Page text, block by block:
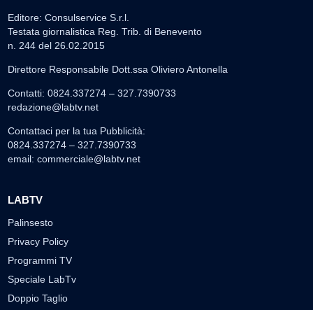
Editore: Consulservice S.r.l.
Testata giornalistica Reg. Trib. di Benevento
n. 244 del 26.02.2015
Direttore Responsabile Dott.ssa Oliviero Antonella
Contatti: 0824.337274 – 327.7390733
redazione@labtv.net
Contattaci per la tua Pubblicità:
0824.337274 – 327.7390733
email: commerciale@labtv.net
LABTV
Palinsesto
Privacy Policy
Programmi TV
Speciale LabTv
Doppio Taglio